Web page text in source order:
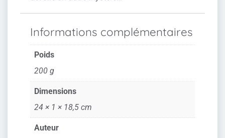
Informations complémentaires
Poids
200 g
Dimensions
24 × 1 × 18,5 cm
Auteur